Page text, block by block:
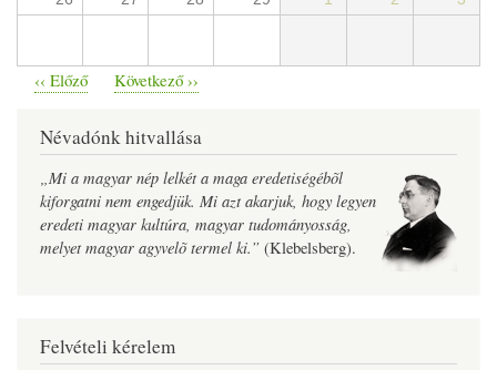
Oldalszámozás
‹‹ Előző Következő ››
Névadónk hitvallása
„Mi a magyar nép lelkét a maga eredetiségébõl
kiforgatni nem engedjük. Mi azt akarjuk, hogy legyen
eredeti magyar kultúra, magyar tudományosság,
melyet magyar agyvelõ termel ki.” (Klebelsberg).
Felvételi kérelem